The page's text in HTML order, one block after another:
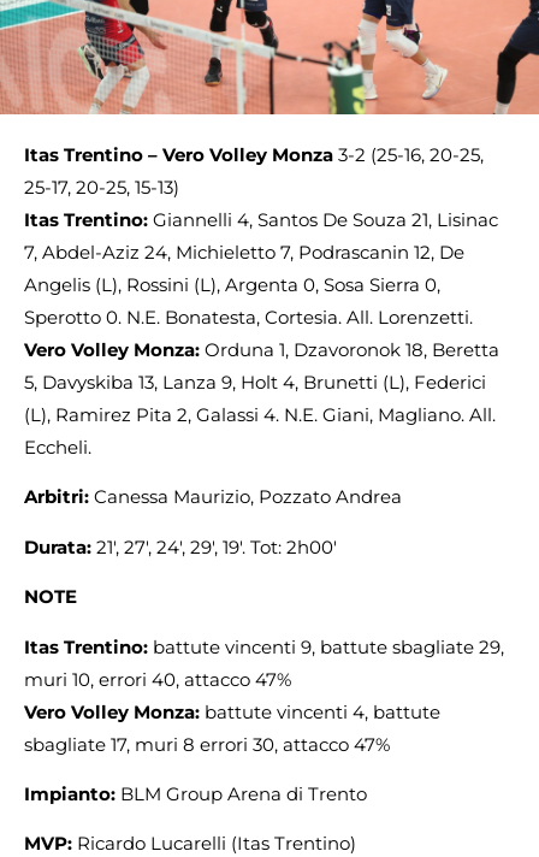
Itas Trentino – Vero Volley Monza 3-2 (25-16, 20-25,
25-17, 20-25, 15-13)
Itas Trentino: Giannelli 4, Santos De Souza 21, Lisinac
7, Abdel-Aziz 24, Michieletto 7, Podrascanin 12, De
Angelis (L), Rossini (L), Argenta 0, Sosa Sierra 0,
Sperotto 0. N.E. Bonatesta, Cortesia. All. Lorenzetti.
Vero Volley Monza: Orduna 1, Dzavoronok 18, Beretta
5, Davyskiba 13, Lanza 9, Holt 4, Brunetti (L), Federici
(L), Ramirez Pita 2, Galassi 4. N.E. Giani, Magliano. All.
Eccheli.
Arbitri: Canessa Maurizio, Pozzato Andrea
Durata: 21′, 27′, 24′, 29′, 19′. Tot: 2h00′
NOTE
Itas Trentino: battute vincenti 9, battute sbagliate 29,
muri 10, errori 40, attacco 47%
Vero Volley Monza: battute vincenti 4, battute
sbagliate 17, muri 8 errori 30, attacco 47%
Impianto: BLM Group Arena di Trento
MVP: Ricardo Lucarelli (Itas Trentino)